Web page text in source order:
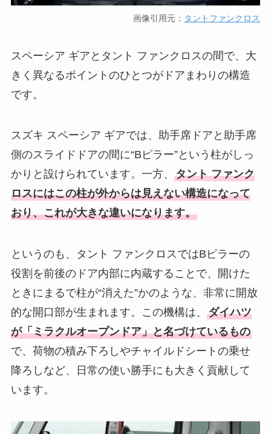
画像引用元： タントファンクロス
スペーシア ギアとタント ファンクロスの間で、大
きく異なるポイントのひとつがドアまわりの構造
です。
スズキ スペーシア ギアでは、助手席ドアと助手席
側のスライドドアの間に“Bピラー”という柱がしっ
かりと設けられています。一方、 タント ファンク
ロスにはこの柱が外からは見えない構造になって
おり、これが大きな違いになります。
というのも、タント ファンクロスではBピラーの
役割を前後のドア内部に内蔵することで、開けた
ときにまるで柱が“消えた”かのような、非常に開放
的な開口部が生まれます。この機構は、 ダイハツ
が「ミラクルオープンドア」と名づけているもの
で、荷物の積み下ろしやチャイルドシートの乗せ
降ろしなど、日常の使い勝手にも大きく貢献して
います。